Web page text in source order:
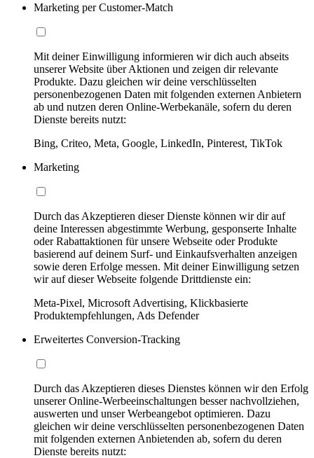
Marketing per Customer-Match
Mit deiner Einwilligung informieren wir dich auch abseits
unserer Website über Aktionen und zeigen dir relevante
Produkte. Dazu gleichen wir deine verschlüsselten
personenbezogenen Daten mit folgenden externen Anbietern
ab und nutzen deren Online-Werbekanäle, sofern du deren
Dienste bereits nutzt:
Bing, Criteo, Meta, Google, LinkedIn, Pinterest, TikTok
Marketing
Durch das Akzeptieren dieser Dienste können wir dir auf
deine Interessen abgestimmte Werbung, gesponserte Inhalte
oder Rabattaktionen für unsere Webseite oder Produkte
basierend auf deinem Surf- und Einkaufsverhalten anzeigen
sowie deren Erfolge messen. Mit deiner Einwilligung setzen
wir auf dieser Webseite folgende Drittdienste ein:
Meta-Pixel, Microsoft Advertising, Klickbasierte
Produktempfehlungen, Ads Defender
Erweitertes Conversion-Tracking
Durch das Akzeptieren dieses Dienstes können wir den Erfolg
unserer Online-Werbeeinschaltungen besser nachvollziehen,
auswerten und unser Werbeangebot optimieren. Dazu
gleichen wir deine verschlüsselten personenbezogenen Daten
mit folgenden externen Anbietenden ab, sofern du deren
Dienste bereits nutzt: